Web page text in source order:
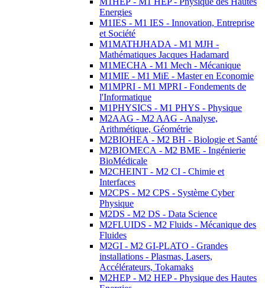
Energies
M1IES - M1 IES - Innovation, Entreprise
et Société
M1MATHJHADA - M1 MJH -
Mathématiques Jacques Hadamard
M1MECHA - M1 Mech - Mécanique
M1MIE - M1 MiE - Master en Economie
M1MPRI - M1 MPRI - Fondements de
l'Informatique
M1PHYSICS - M1 PHYS - Physique
M2AAG - M2 AAG - Analyse,
Arithmétique, Géométrie
M2BIOHEA - M2 BH - Biologie et Santé
M2BIOMECA - M2 BME - Ingénierie
BioMédicale
M2CHEINT - M2 CI - Chimie et
Interfaces
M2CPS - M2 CPS - Système Cyber
Physique
M2DS - M2 DS - Data Science
M2FLUIDS - M2 Fluids - Mécanique des
Fluides
M2GI - M2 GI-PLATO - Grandes
installations - Plasmas, Lasers,
Accélérateurs, Tokamaks
M2HEP - M2 HEP - Physique des Hautes